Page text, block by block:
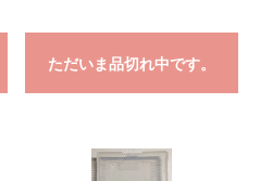
ただいま品切れ中です。